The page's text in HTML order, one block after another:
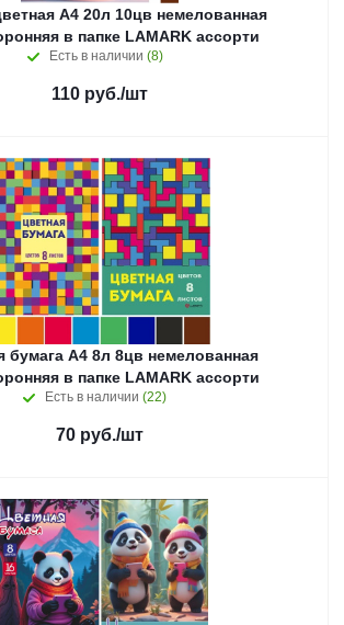
А4 20л 10цв немелованная
в папке LAMARK ассорти
Есть в наличии (8)
110 руб./шт
бумага А4 8л 8цв немелованная
в папке LAMARK ассорти
Есть в наличии (22)
70 руб./шт